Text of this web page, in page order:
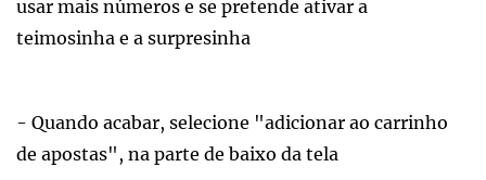
usar mais números e se pretende ativar a
teimosinha e a surpresinha
- Quando acabar, selecione "adicionar ao carrinho
de apostas", na parte de baixo da tela